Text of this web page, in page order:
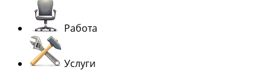
Работа
Услуги